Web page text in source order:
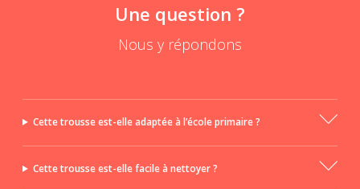
Une question ?
Nous y répondons
Cette trousse est-elle adaptée à l’école primaire ?
Cette trousse est-elle facile à nettoyer ?